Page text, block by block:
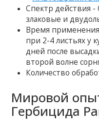
Спектр действия
злаковые и
Время
при 2-4 листьях у
дней после
второй волне
Количество
Мировой
Гербицида